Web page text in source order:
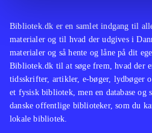
Bibliotek.dk er en samlet indgang til
materialer og til hvad der udgives i
materialer og så hente og låne på dit
Bibliotek.dk til at søge frem, hvad der
tidsskrifter, artikler, e-bøger, lydbøger
et fysisk bibliotek, men en database og
danske offentlige biblioteker, som du
lokale bibliotek.